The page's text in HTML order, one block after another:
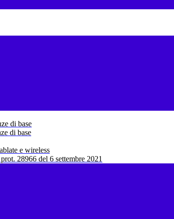
di base
di base
e wireless
28966 del 6 settembre 2021